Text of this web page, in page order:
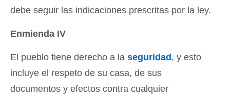
debe seguir las indicaciones prescritas por la ley.
Enmienda IV
El pueblo tiene derecho a la seguridad , y esto
incluye el respeto de su casa, de sus
documentos y efectos contra cualquier